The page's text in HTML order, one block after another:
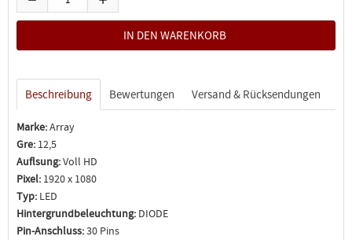
Beschreibung Bewertungen Versand & Rücksendungen
Marke:Array
Gre: 12,5
Auflsung:Voll HD
Pixel: 1920 x 1080
Typ: LED
Hintergrundbeleuchtung: DIODE
Pin-Anschluss:30 Pins